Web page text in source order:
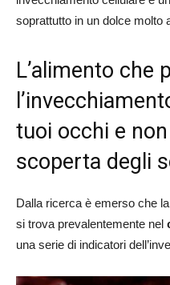
soprattutto in un dolce molto
L’alimento che
tuoi occhi e
scoperta degli
Dalla ricerca è emerso che la
si trova prevalentemente nel
una serie di indicatori